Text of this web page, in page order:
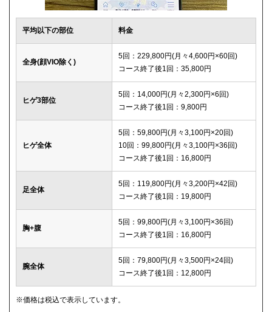
平均以下の部位 料金
全身(顔VIO除く)
5回：229,800円(月々4,600円×60回)
コース終了後1回：35,800円
ヒゲ3部位
5回：14,000円(月々2,300円×6回)
コース終了後1回：9,800円
ヒゲ全体
5回：59,800円(月々3,100円×20回)
10回：99,800円(月々3,100円×36回)
コース終了後1回：16,800円
足全体
5回：119,800円(月々3,200円×42回)
コース終了後1回：19,800円
胸+腹
5回：99,800円(月々3,100円×36回)
コース終了後1回：16,800円
腕全体
5回：79,800円(月々3,500円×24回)
コース終了後1回：12,800円
※価格は税込で表示しています。